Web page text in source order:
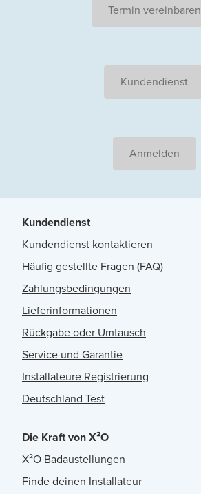
Termin vereinbaren
Kundendienst
Anmelden
Kundendienst
Kundendienst kontaktieren
Häufig gestellte Fragen (FAQ)
Zahlungsbedingungen
Lieferinformationen
Rückgabe oder Umtausch
Service und Garantie
Installateure Registrierung
Deutschland Test
Die Kraft von X²O
X²O Badaustellungen
Finde deinen Installateur